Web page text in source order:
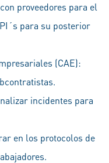
proveedores para el
para su posterior
(CAE):
incidentes para
en los protocolos de